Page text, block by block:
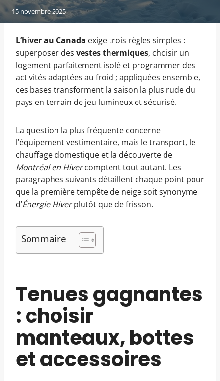
15 novembre 2025
L’hiver au Canada exige trois règles simples :
superposer des vestes thermiques, choisir un
logement parfaitement isolé et programmer des
activités adaptées au froid ; appliquées ensemble,
ces bases transforment la saison la plus rude du
pays en terrain de jeu lumineux et sécurisé.
La question la plus fréquente concerne
l’équipement vestimentaire, mais le transport, le
chauffage domestique et la découverte de
Montréal en Hivercomptent tout autant. Les
paragraphes suivants détaillent chaque point pour
que la première tempête de neige soit synonyme
d’Énergie Hiverplutôt que de frisson.
Sommaire
Tenues gagnantes
: choisir
manteaux, bottes
et accessoires